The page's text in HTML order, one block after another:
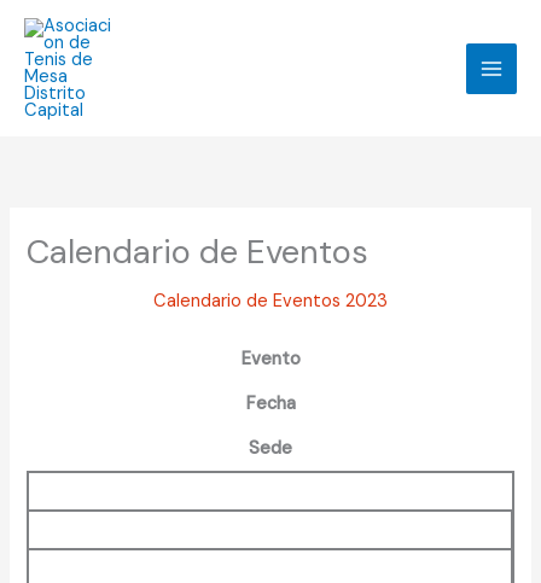
contenido
Calendario de Eventos
Calendario de Eventos 2023
Evento
Fecha
Sede
FacebookInstagram